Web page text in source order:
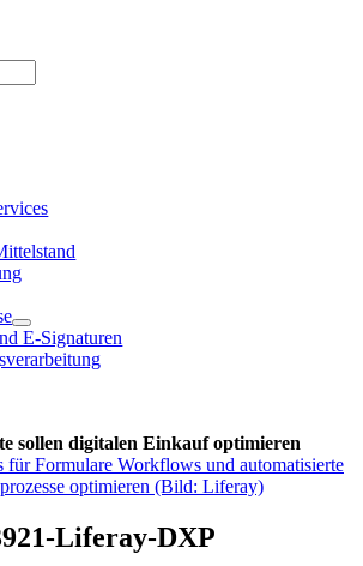
E-Signaturen
sollen digitalen Einkauf optimieren
Liferay-DXP